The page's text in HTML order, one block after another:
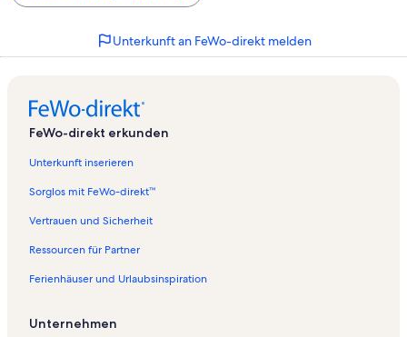
Unterkunft an FeWo-direkt melden
FeWo-direkt erkunden
Unterkunft inserieren
Sorglos mit FeWo-direkt™
Vertrauen und Sicherheit
Ressourcen für Partner
Ferienhäuser und Urlaubsinspiration
Unternehmen